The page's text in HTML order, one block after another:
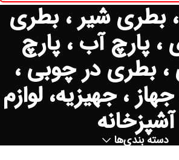
بطری شیر ، بطری
پارچ آب ، پارچ
بطری در چوبی ،
، جهیزیه، لوازم
آشپزخانه
دسته بندی‌ها